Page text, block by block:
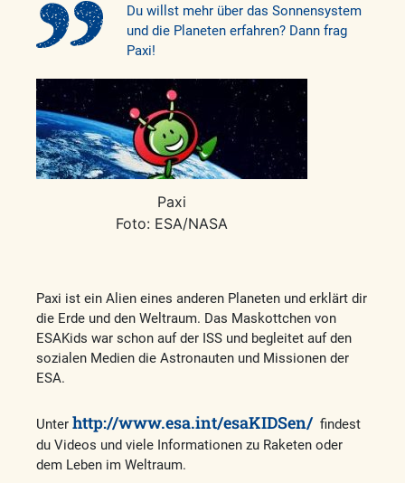
Du willst mehr über das Sonnensystem
und die Planeten erfahren? Dann frag
Paxi!
Paxi
Foto: ESA/NASA
Paxi ist ein Alien eines anderen Planeten und erklärt dir
die Erde und den Weltraum. Das Maskottchen von
ESAKids war schon auf der ISS und begleitet auf den
sozialen Medien die Astronauten und Missionen der
ESA.
Unter http://www.esa.int/esaKIDSen/ findest
du Videos und viele Informationen zu Raketen oder
dem Leben im Weltraum.